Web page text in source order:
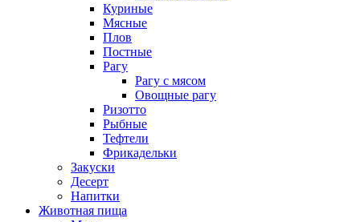
Куриные
Мясные
Плов
Постные
Рагу
Рагу с мясом
Овощные рагу
Ризотто
Рыбные
Тефтели
Фрикадельки
Закуски
Десерт
Напитки
Животная пища